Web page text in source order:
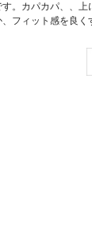
。カパカパ、、
フィット感を良